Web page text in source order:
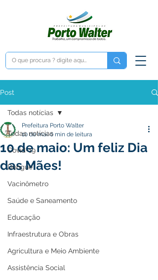
Post
Todas notícias
Covid-19
Dengue
Vacinômetro
Saúde e Saneamento
Educação
Infraestrutura e Obras
Agricultura e Meio Ambiente
Assistência Social
Todas notícias
10 de maio: Um feliz Dia
das Mães!
Prefeitura Porto Walter
10 de mai.0 min de leitura